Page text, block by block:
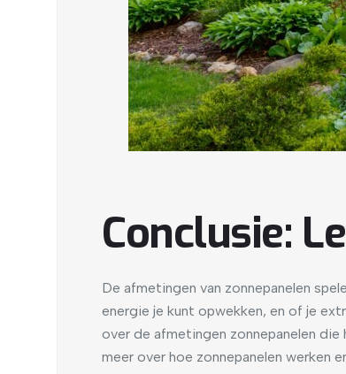
Conclusie:
De afmetingen van zonnepanelen
energie je kunt opwekken, en of je
over de afmetingen zonnepanelen
meer over hoe zonnepanelen werken